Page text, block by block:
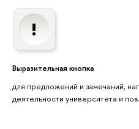
Выразительная кнопка
для предложений и замечаний,
деятельности университета и